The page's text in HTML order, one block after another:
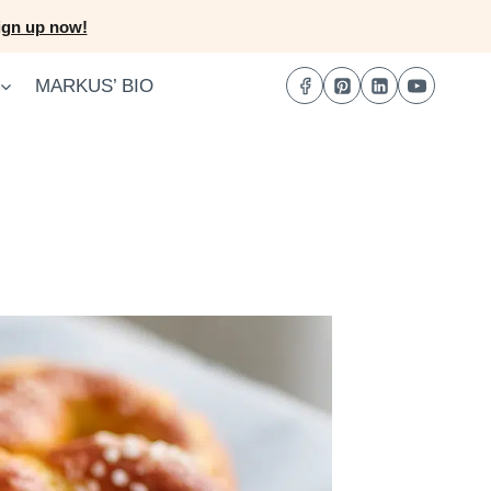
up now!
MARKUS’ BIO